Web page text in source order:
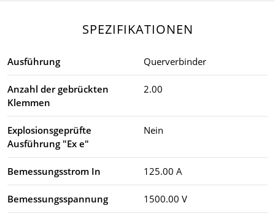
SPEZIFIKATIONEN
Ausführung Querverbinder
Anzahl der gebrückten
Klemmen
2.00
Explosionsgeprüfte
Ausführung "Ex e"
Nein
Bemessungsstrom In 125.00 A
Bemessungsspannung 1500.00 V